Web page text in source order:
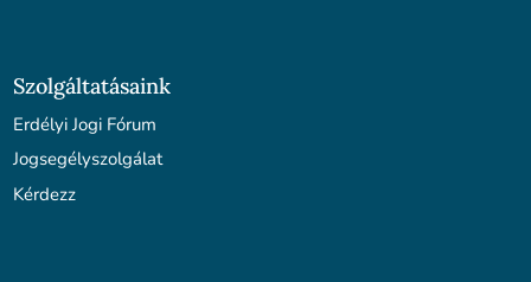
Szolgáltatásaink
Erdélyi Jogi Fórum
Jogsegélyszolgálat
Kérdezz